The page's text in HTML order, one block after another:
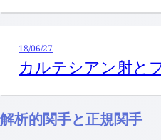
18/06/27
カルテシアン射と
解析的関手と正規関手